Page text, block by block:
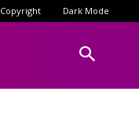
Copyright Dark Mode